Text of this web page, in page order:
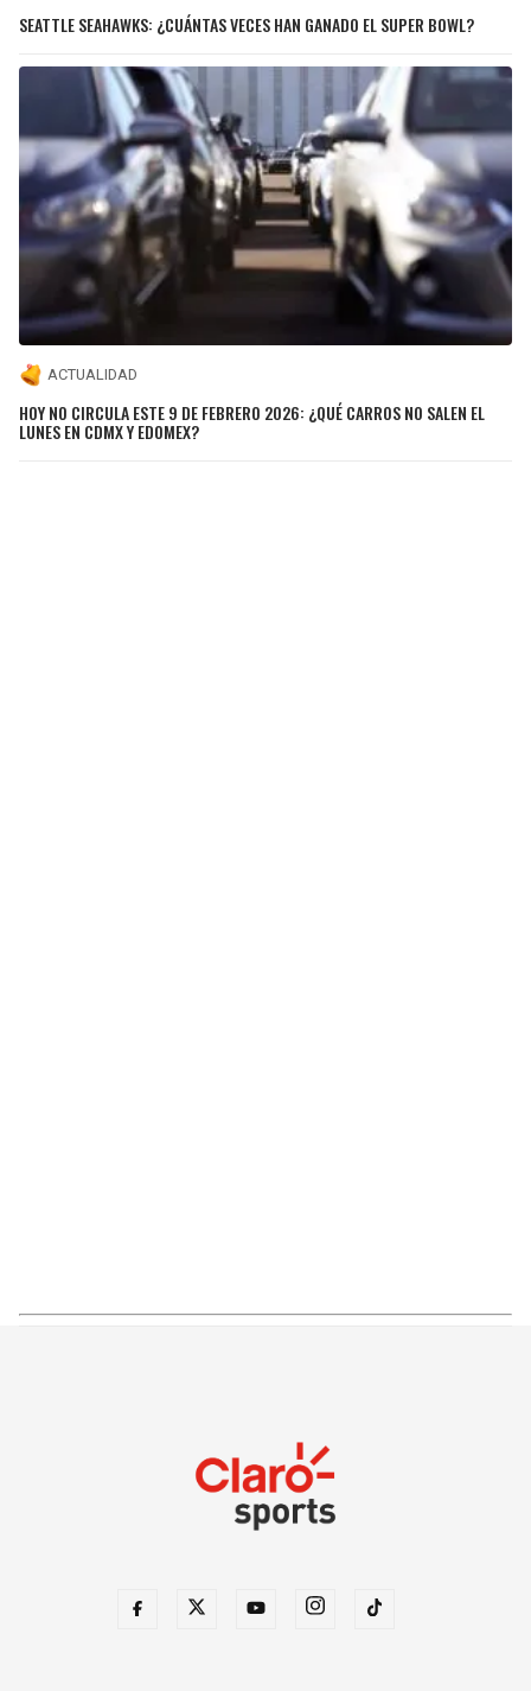
SEATTLE SEAHAWKS: ¿CUÁNTAS VECES HAN GANADO EL SUPER BOWL?
ACTUALIDAD
HOY NO CIRCULA ESTE 9 DE FEBRERO 2026: ¿QUÉ CARROS NO SALEN EL
LUNES EN CDMX Y EDOMEX?